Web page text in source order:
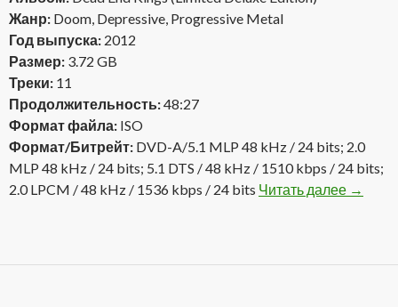
Жанр: Doom, Depressive, Progressive Metal
Год выпуска: 2012
Размер: 3.72 GB
Треки: 11
Продолжительность:48:27
Формат файла: ISO
Формат/Битрейт: DVD-A/5.1 MLP 48 kHz / 24 bits; 2.0
MLP 48 kHz / 24 bits; 5.1 DTS / 48 kHz / 1510 kbps / 24 bits;
2.0 LPCM / 48 kHz / 1536 kbps / 24 bits Читать далее →